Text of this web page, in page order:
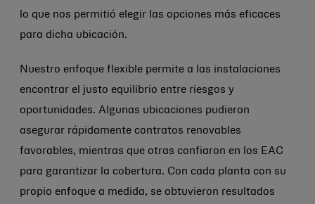
lo que nos permitió elegir las opciones más eficaces
para dicha ubicación.
Nuestro enfoque flexible permite a las instalaciones
encontrar el justo equilibrio entre riesgos y
oportunidades. Algunas ubicaciones pudieron
asegurar rápidamente contratos renovables
favorables, mientras que otras confiaron en los EAC
para garantizar la cobertura. Con cada planta con su
propio enfoque a medida, se obtuvieron resultados